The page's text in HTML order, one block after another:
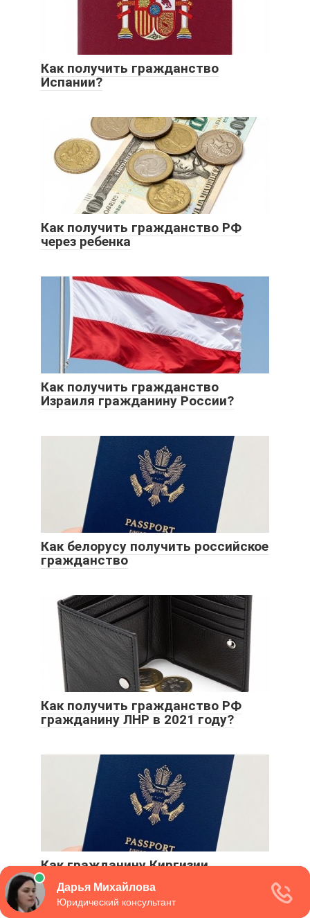
Как получить гражданство
Испании?
Как получить гражданство РФ
через ребенка
Как получить гражданство
Израиля гражданину России?
Как белорусу получить российское
гражданство
Как получить гражданство РФ
гражданину ЛНР в 2021 году?
Как гражданину Киргизии
получить гражданство РФ в 2021
году (упрощенном порядке)